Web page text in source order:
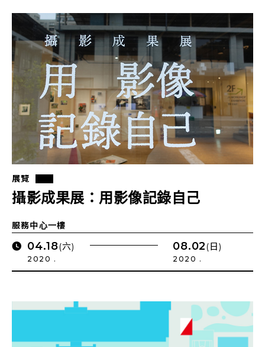
展覽
攝影成果展：用影像記錄自己
服務中心一樓
04.18(六)
2020 .
08.02(日)
2020 .